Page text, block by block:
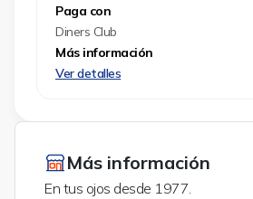
Paga con
Diners Club
Más información
Ver detalles
Más información
En tus ojos desde 1977.